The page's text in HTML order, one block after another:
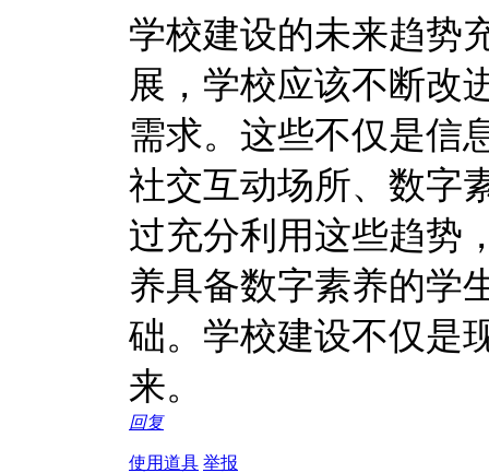
学校建设的未来趋势
展，学校应该不断改
需求。这些不仅是信
社交互动场所、数字
过充分利用这些趋势
养具备数字素养的学
础。学校建设不仅是
来。
回复
使用道具 举报